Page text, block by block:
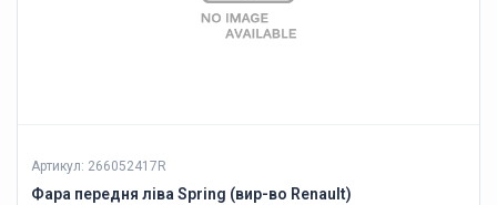
Артикул: 266052417R
Фара передня ліва Spring (вир-во Renault)